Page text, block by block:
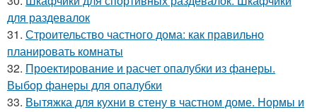
для раздевалок
31. Строительство частного дома: как правильно
планировать комнаты
32. Проектирование и расчет опалубки из фанеры.
Выбор фанеры для опалубки
33. Вытяжка для кухни в стену в частном доме. Нормы и